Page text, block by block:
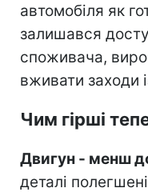
автомобіля як
залишався
споживача,
вживати заходи
Чим гірші
Двигун - менш
деталі